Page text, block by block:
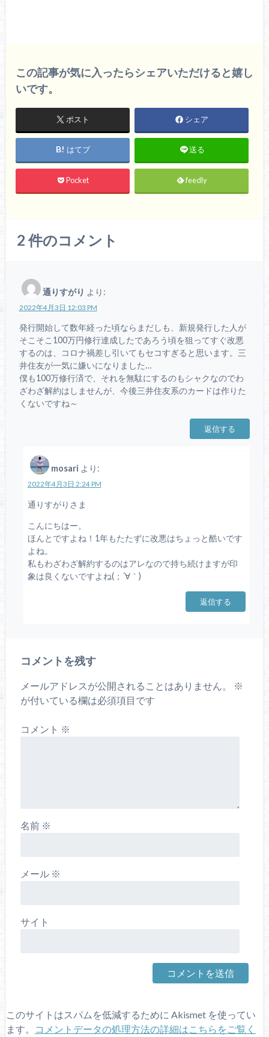
この記事が気に入ったらシェアいただけると嬉し
いです。
ポスト シェア
はてブ 送る
Pocket feedly
2 件のコメント
通りすがり より:
2022年4月3日 12:03 PM
発行開始して数年経った頃ならまだしも、新規発行した人が
そこそこ100万円修行達成したであろう頃を狙ってすぐ改悪
するのは、コロナ禍差し引いてもセコすぎると思います。三
井住友が一気に嫌いになりました…
僕も100万修行済で、それを無駄にするのもシャクなのでわ
ざわざ解約はしませんが、今後三井住友系のカードは作りた
くないですね～
返信する
mosari より:
2022年4月3日 2:24 PM
通りすがりさま
こんにちはー。
ほんとですよね！1年もたたずに改悪はちょっと酷いです
よね。
私もわざわざ解約するのはアレなので持ち続けますが印
象は良くないですよね(；´∀｀)
返信する
コメントを残す
メールアドレスが公開されることはありません。
※
が付いている欄は必須項目です
コメント ※
名前 ※
メール ※
サイト
このサイトはスパムを低減するために Akismet を使ってい
ます。
コメントデータの処理方法の詳細はこちらをご覧く